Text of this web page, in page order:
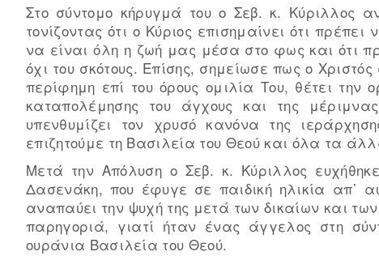
Στο σύντομο κήρυγμά του ο Σεβ. κ. Κύριλλος
τονίζοντας ότι ο Κύριος επισημαίνει ότι
να είναι όλη η ζωή μας μέσα στο φως και ότι
όχι του σκότους. Επίσης, σημείωσε πως ο
περίφημη επί του όρους ομιλία Του, θέτει την
καταπολέμησης του άγχους και της
υπενθυμίζει τον χρυσό κανόνα της
επιζητούμε τη Βασιλεία του Θεού και όλα τα
Μετά την Απόλυση ο Σεβ. κ. Κύριλλος
Δασενάκη, που έφυγε σε παιδική ηλικία απ᾽
αναπαύει την ψυχή της μετά των δικαίων και
παρηγοριά, γιατί ήταν ένας άγγελος στη
ουράνια Βασιλεία του Θεού.